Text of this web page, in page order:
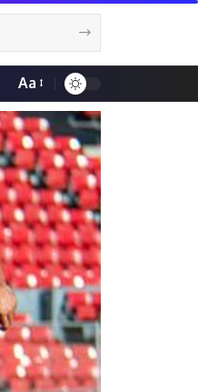
Aa